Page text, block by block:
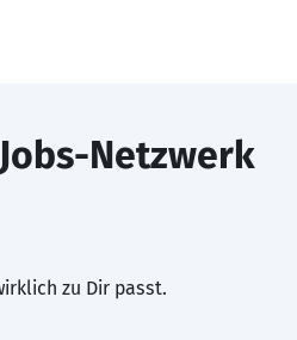
Netzwerk
zu Dir passt.